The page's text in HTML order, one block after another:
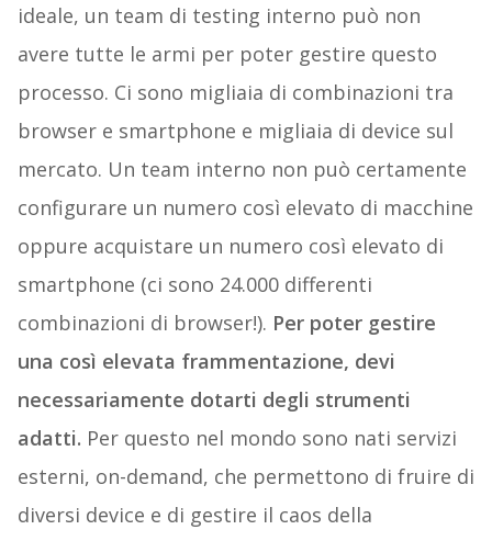
ideale, un team di testing interno può non
avere tutte le armi per poter gestire questo
processo. Ci sono migliaia di combinazioni tra
browser e smartphone e migliaia di device sul
mercato. Un team interno non può certamente
configurare un numero così elevato di macchine
oppure acquistare un numero così elevato di
smartphone (ci sono 24.000 differenti
combinazioni di browser!). Per poter gestire
una così elevata frammentazione, devi
necessariamente dotarti degli strumenti
adatti. Per questo nel mondo sono nati servizi
esterni, on-demand, che permettono di fruire di
diversi device e di gestire il caos della